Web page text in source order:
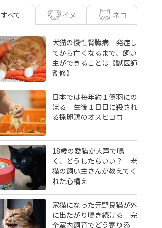
すべて イヌ ネコ
犬猫の慢性腎臓病 発症し
てから亡くなるまで、飼い
主ができることは【獣医師
監修】
日本では毎年約１億羽にの
ぼる 生後１日目に殺され
る採卵鶏のオスヒヨコ
18歳の愛猫が大声で鳴
く、どうしたらいい？ 老
猫の飼い主さんが教えてく
れた心構え
家猫になった元野良猫が外
に出たがり鳴き続ける 完
全室内飼育でどう寄り添